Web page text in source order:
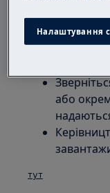
пристрій
або
тут
Налаштування